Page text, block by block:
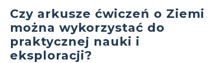
Czy arkusze ćwiczeń o Ziemi
można wykorzystać do
praktycznej nauki i
eksploracji?